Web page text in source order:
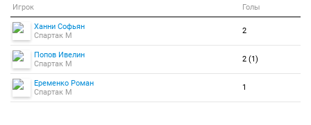
Игрок Голы
Ханни Софьян
Спартак М
2
Попов Ивелин
Спартак М
2 (1)
Еременко Роман
Спартак М
1